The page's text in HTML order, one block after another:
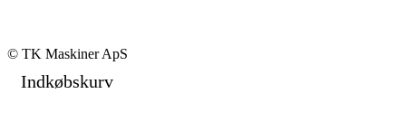
© TK Maskiner ApS
Indkøbskurv